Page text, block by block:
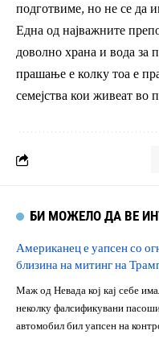
подготвиме, но не се да
Една од најважните
доволно храна и вода за
прашање е колку тоа е
семејства кои живеат во
БИ МОЖЕЛО ДА ВЕ
Американец е уапсен со
близина на митинг на
Маж од Невада кој кај себе
неколку фалсификувани
автомобил бил уапсен на